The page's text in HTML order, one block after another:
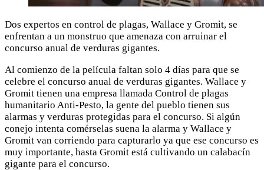
Dos expertos en control de plagas, Wallace y Gromit, se
enfrentan a un monstruo que amenaza con arruinar el
concurso anual de verduras gigantes.
Al comienzo de la película faltan solo 4 días para que se
celebre el concurso anual de verduras gigantes. Wallace y
Gromit tienen una empresa llamada Control de plagas
humanitario Anti-Pesto, la gente del pueblo tienen sus
alarmas y verduras protegidas para el concurso. Si algún
conejo intenta comérselas suena la alarma y Wallace y
Gromit van corriendo para capturarlo ya que ese concurso es
muy importante, hasta Gromit está cultivando un calabacín
gigante para el concurso.